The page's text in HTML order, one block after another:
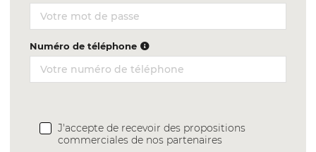
Numéro de téléphone
J'accepte de recevoir des propositions
commerciales de nos partenaires